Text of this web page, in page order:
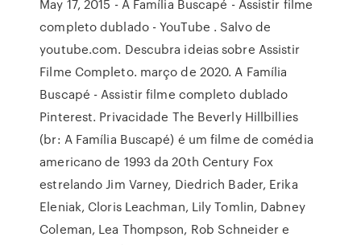
May 17, 2015 - A Família Buscapé - Assistir filme
completo dublado - YouTube . Salvo de
youtube.com. Descubra ideias sobre Assistir
Filme Completo. março de 2020. A Família
Buscapé - Assistir filme completo dublado
Pinterest. Privacidade The Beverly Hillbillies
(br: A Família Buscapé) é um filme de comédia
americano de 1993 da 20th Century Fox
estrelando Jim Varney, Diedrich Bader, Erika
Eleniak, Cloris Leachman, Lily Tomlin, Dabney
Coleman, Lea Thompson, Rob Schneider e